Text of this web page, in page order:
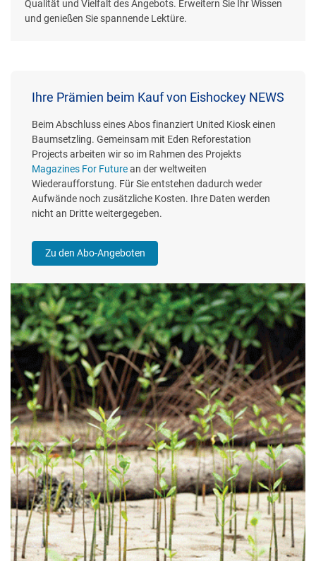
Qualität und Vielfalt des Angebots. Erweitern Sie Ihr Wissen
und genießen Sie spannende Lektüre.
Ihre Prämien beim Kauf von Eishockey NEWS
Beim Abschluss eines Abos finanziert United Kiosk einen
Baumsetzling. Gemeinsam mit Eden Reforestation
Projects arbeiten wir so im Rahmen des Projekts
Magazines For Futurean der weltweiten
Wiederaufforstung. Für Sie entstehen dadurch weder
Aufwände noch zusätzliche Kosten. Ihre Daten werden
nicht an Dritte weitergegeben.
Zu den Abo-Angeboten